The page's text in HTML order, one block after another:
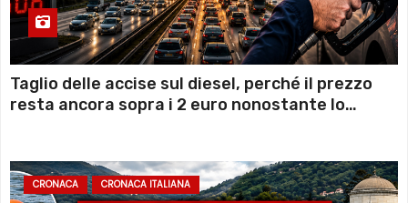
Taglio delle accise sul diesel, perché il prezzo
resta ancora sopra i 2 euro nonostante lo
CRONACA CRONACA ITALIANA